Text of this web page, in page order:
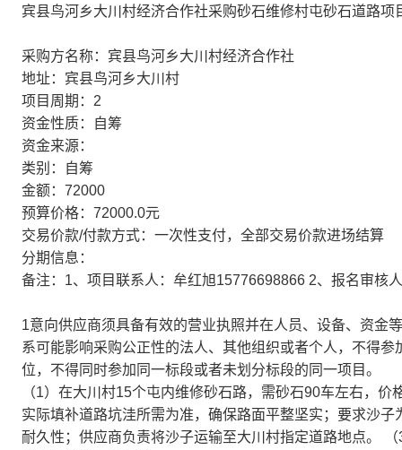
宾县鸟河乡大川村经济合作社采购砂石维修村屯砂石道路项
采购方名称：宾县鸟河乡大川村经济合作社
地址：宾县鸟河乡大川村
项目周期：2
资金性质：自筹
资金来源：
类别：自筹
金额：72000
预算价格：72000.0元
交易价款/付款方式：一次性支付，全部交易价款进场结算
分期信息：
备注：1、项目联系人：牟红旭15776698866 2、报名审核
1意向供应商须具备有效的营业执照并在人员、设备、资金
系可能影响采购公正性的法人、其他组织或者个人，不得
位，不得同时参加同一标段或者未划分标段的同一项目。
（1）在大川村15个屯内维修砂石路，需砂石90车左右，
实际填补道路坑洼所需为准，确保路面平整坚实；要求沙
耐久性；供应商负责将沙子运输至大川村指定道路地点。